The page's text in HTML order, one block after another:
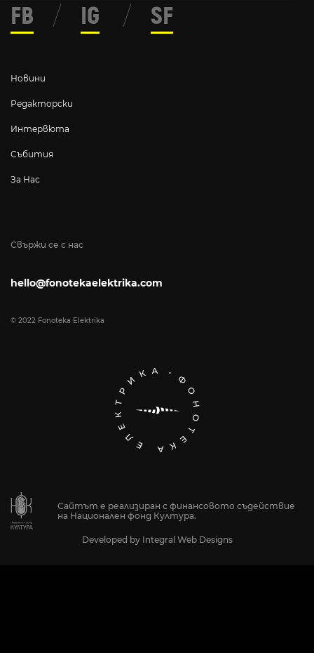
Свържи се с нас
hello@fonotekaelektrika.com
© 2022 Fonoteka Elektrika
Новини
Редакторски
Интервюта
Събития
За Нас
FB / IG / SF
Сайтът е реализиран с финансовото съдействие
на Национален фонд Култура.
Developed by Integral Web Designs